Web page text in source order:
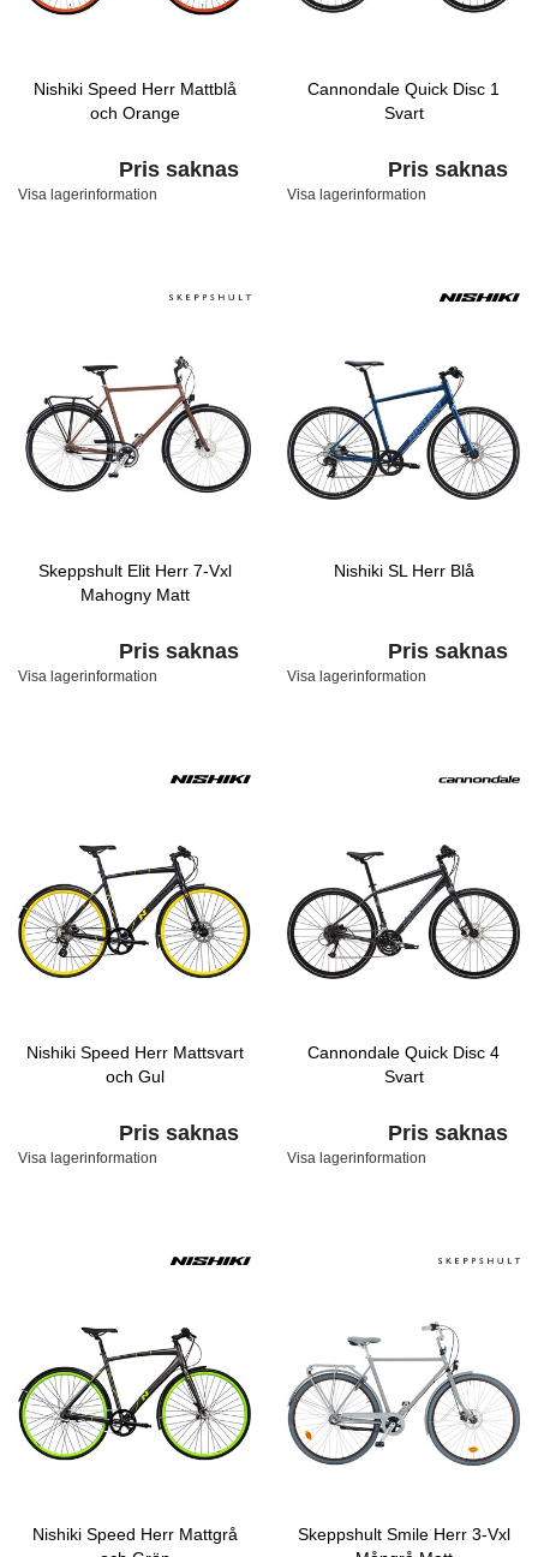
Nishiki Speed Herr Mattblå
och Orange
Pris saknas
Visa lagerinformation
Cannondale Quick Disc 1
Svart
Pris saknas
Visa lagerinformation
Skeppshult Elit Herr 7-Vxl
Mahogny Matt
Pris saknas
Visa lagerinformation
Nishiki SL Herr Blå
Pris saknas
Visa lagerinformation
Nishiki Speed Herr Mattsvart
och Gul
Pris saknas
Visa lagerinformation
Cannondale Quick Disc 4
Svart
Pris saknas
Visa lagerinformation
Nishiki Speed Herr Mattgrå
Skeppshult Smile Herr 3-Vxl